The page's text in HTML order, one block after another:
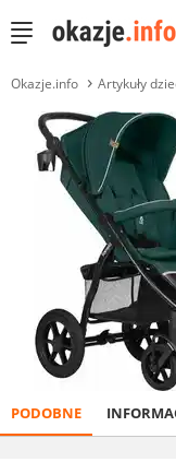
Okazje.info Artykuły
PODOBNE